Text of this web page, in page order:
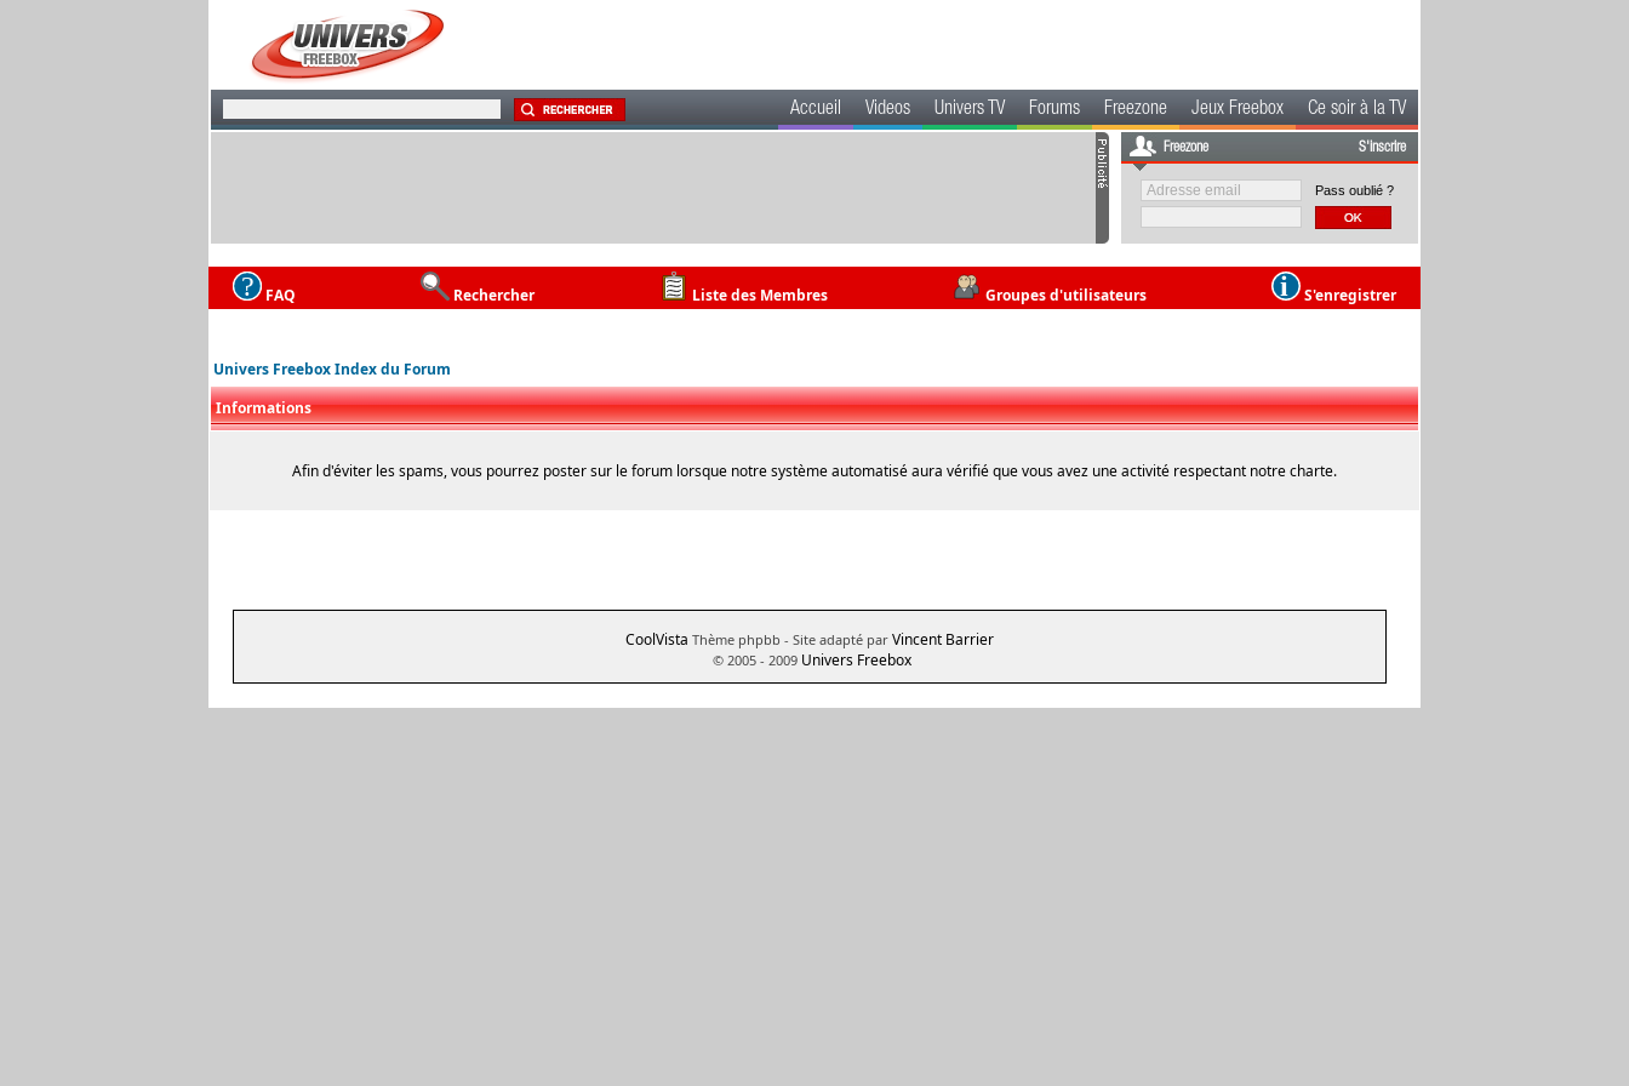
Accueil Videos Univers TV Forums Freezone Jeux Freebox Ce soir à la TV
Freezone S'inscrire
Pass oublié ?
FAQ Rechercher Liste des Membres Groupes d'utilisateurs S'enregistrer
Univers Freebox Index du Forum
Informations
Afin d'éviter les spams, vous pourrez poster sur le forum lorsque notre système automatisé aura vérifié que vous avez une activité respectant notre charte.
CoolVista Thème phpbb - Site adapté par Vincent Barrier
© 2005 - 2009 Univers Freebox